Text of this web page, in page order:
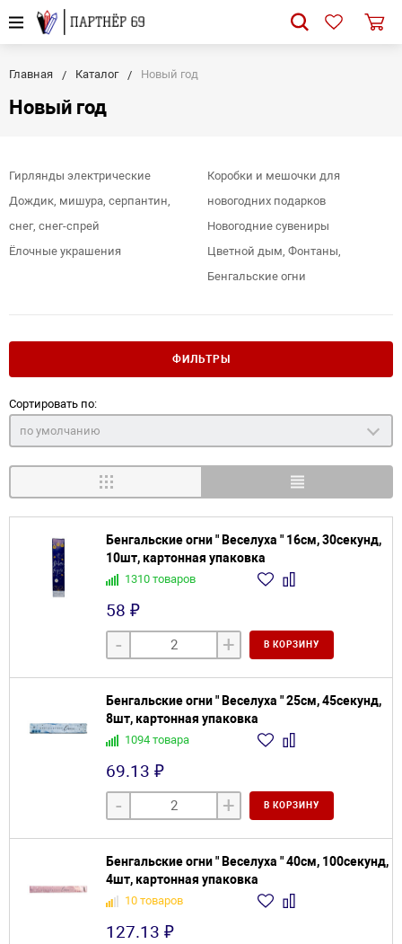
Главная Каталог Новый год
Новый год
Гирлянды электрические
Дождик, мишура, серпантин,
снег, снег-спрей
Ёлочные украшения
Коробки и мешочки для
новогодних подарков
Новогодние сувениры
Цветной дым, Фонтаны,
Бенгальские огни
ФИЛЬТРЫ
Сортировать по:
по умолчанию
Бенгальские огни " Веселуха " 16см, 30секунд,
10шт, картонная упаковка
1310 товаров
58 ₽
- + В КОРЗИНУ
Бенгальские огни " Веселуха " 25см, 45секунд,
8шт, картонная упаковка
1094 товара
69.13 ₽
- + В КОРЗИНУ
Бенгальские огни " Веселуха " 40см, 100секунд,
4шт, картонная упаковка
10 товаров
127.13 ₽